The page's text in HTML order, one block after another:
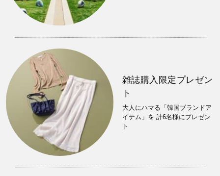
雑誌購入限定プレゼン
ト
大人にハマる「韓国ブランドア
イテム」を 計6名様にプレゼン
ト